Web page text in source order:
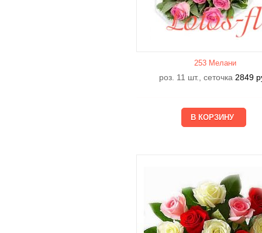
253 Мелани
роз. 11 шт., сеточка 2849